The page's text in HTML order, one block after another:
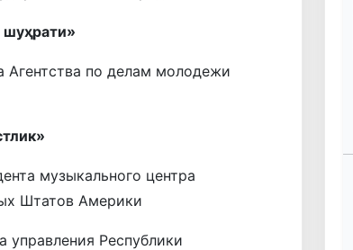
Агентства по делам молодежи
музыкального центра
Штатов Америки
управления Республики